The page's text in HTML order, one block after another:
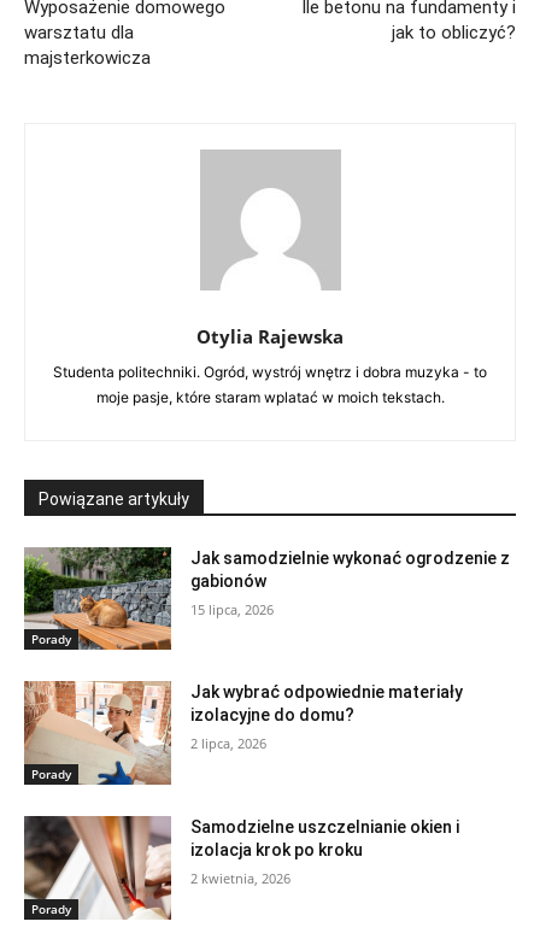
Wyposażenie domowego
warsztatu dla
majsterkowicza
Ile betonu na fundamenty i
jak to obliczyć?
Otylia Rajewska
Studenta politechniki. Ogród, wystrój wnętrz i dobra muzyka - to
moje pasje, które staram wplatać w moich tekstach.
Powiązane artykuły
Porady
Jak samodzielnie wykonać ogrodzenie z
gabionów
15 lipca, 2026
Porady
Jak wybrać odpowiednie materiały
izolacyjne do domu?
2 lipca, 2026
Porady
Samodzielne uszczelnianie okien i
izolacja krok po kroku
2 kwietnia, 2026